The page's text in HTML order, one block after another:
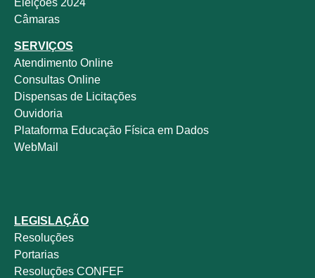
Câmaras
SERVIÇOS
Atendimento Online
Consultas Online
Dispensas de Licitações
Ouvidoria
Plataforma Educação Física em Dados
WebMail
LEGISLAÇÃO
Resoluções
Portarias
Resoluções CONFEF